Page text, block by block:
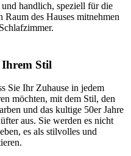
handlich, speziell für die
des Hauses mitnehmen
Stil
Sie Ihr Zuhause in jedem
möchten, mit dem Stil, den
und das kultige 50er Jahre
aus. Sie werden es nicht
es als stilvolles und